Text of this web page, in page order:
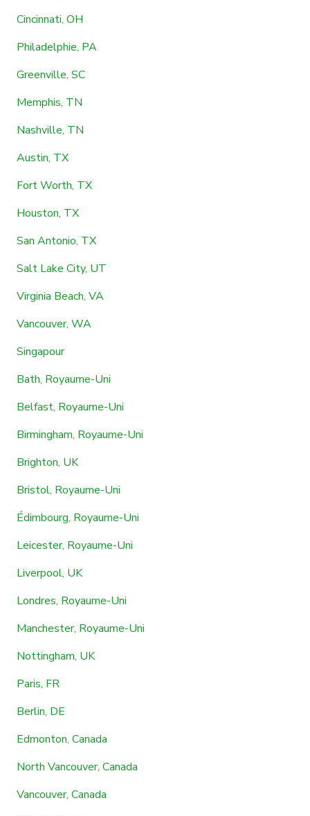
Cincinnati, OH
Philadelphie, PA
Greenville, SC
Memphis, TN
Nashville, TN
Austin, TX
Fort Worth, TX
Houston, TX
San Antonio, TX
Salt Lake City, UT
Virginia Beach, VA
Vancouver, WA
Singapour
Bath, Royaume-Uni
Belfast, Royaume-Uni
Birmingham, Royaume-Uni
Brighton, UK
Bristol, Royaume-Uni
Édimbourg, Royaume-Uni
Leicester, Royaume-Uni
Liverpool, UK
Londres, Royaume-Uni
Manchester, Royaume-Uni
Nottingham, UK
Paris, FR
Berlin, DE
Edmonton, Canada
North Vancouver, Canada
Vancouver, Canada